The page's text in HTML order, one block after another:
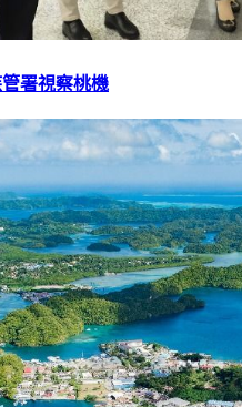
署視察桃機